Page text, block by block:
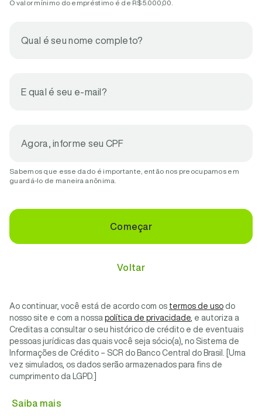
O valor mínimo do empréstimo é de R$ 5.000,00.
Qual é seu nome completo?
E qual é seu e-mail?
Agora, informe seu CPF
Sabemos que esse dado é importante, então nos preocupamos em
guardá-lo de maneira anônima.
Começar
Voltar
Ao continuar, você está de acordo com os termos de uso do
nosso site e com a nossa política de privacidade , e autoriza a
Creditas a consultar o seu histórico de crédito e de eventuais
pessoas jurídicas das quais você seja sócio(a), no Sistema de
Informações de Crédito – SCR do Banco Central do Brasil. [Uma
vez simulados, os dados serão armazenados para fins de
cumprimento da LGPD.]
Saiba mais